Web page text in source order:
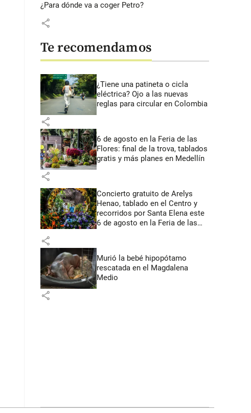
¿Para dónde va a coger Petro?
share
Te recomendamos
¿Tiene una patineta o cicla
eléctrica? Ojo a las nuevas
reglas para circular en Colombia
share
6 de agosto en la Feria de las
Flores: final de la trova, tablados
gratis y más planes en Medellín
share
Concierto gratuito de Arelys
Henao, tablado en el Centro y
recorridos por Santa Elena este
6 de agosto en la Feria de las
share
Murió la bebé hipopótamo
rescatada en el Magdalena
Medio
share